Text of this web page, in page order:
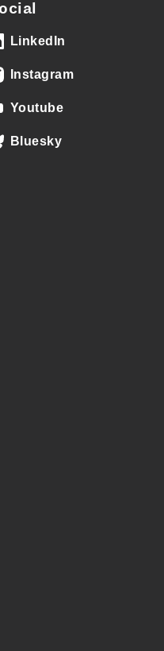
LinkedIn
Instagram
Youtube
Bluesky